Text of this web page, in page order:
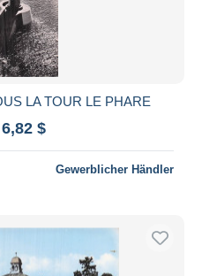
LA TOUR LE PHARE
$
Gewerblicher Händler